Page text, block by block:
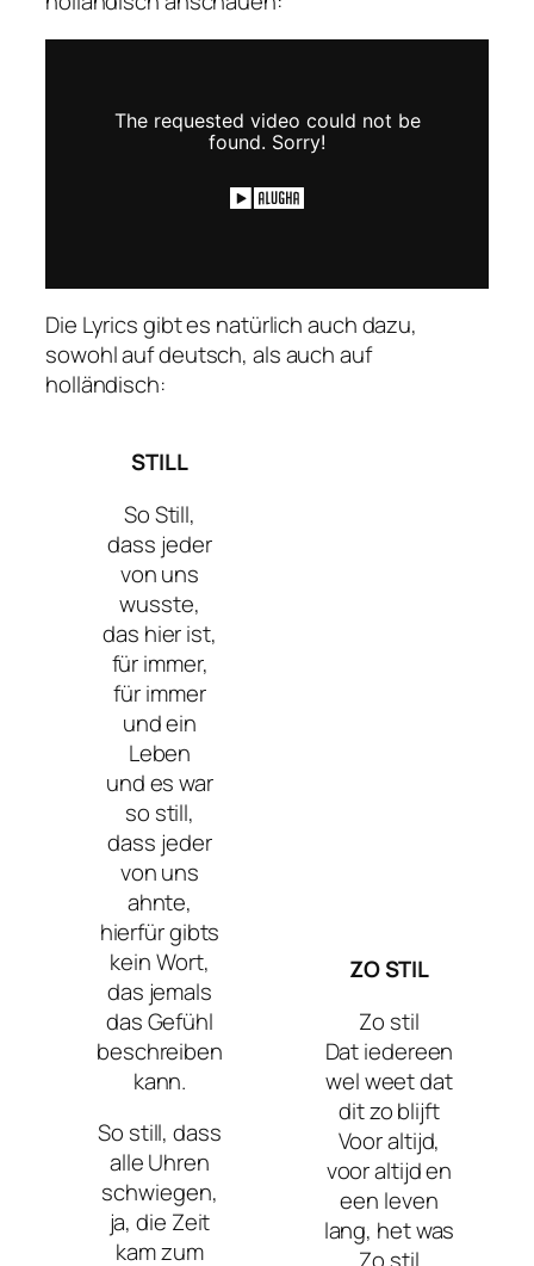
Die Lyrics gibt es natürlich auch dazu,
sowohl auf deutsch, als auch auf
holländisch:
STILL
So Still,
dass jeder
von uns
wusste,
das hier ist,
für immer,
für immer
und ein
Leben
und es war
so still,
dass jeder
von uns
ahnte,
hierfür gibts
kein Wort,
das jemals
das Gefühl
beschreiben
kann.
So still, dass
alle Uhren
schwiegen,
ja, die Zeit
kam zum
ZO STIL
Zo stil
Dat iedereen
wel weet dat
dit zo blijft
Voor altijd,
voor altijd en
een leven
lang, het was